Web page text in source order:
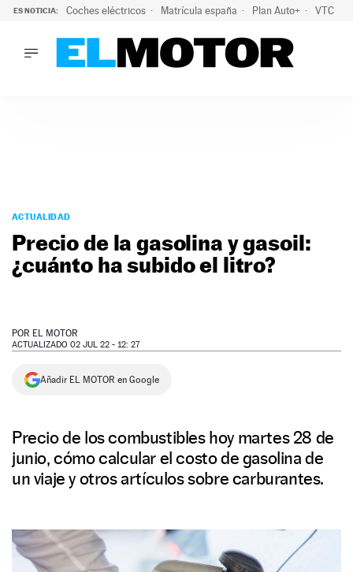
ES NOTICIA: Coches eléctricos Matrícula españa Plan Auto+ VTC
PODCAST
MOTOS
TECNOLOGÍA
SUPERCOCHES
SERVICIOS
NEWSLETTER
ACTUALIDAD
Precio de la gasolina y gasoil:
¿cuánto ha subido el litro?
POR EL MOTOR
ACTUALIZADO 02 JUL 22 - 12: 27
Añadir EL MOTOR en Google
Precio de los combustibles hoy martes 28 de
junio, cómo calcular el costo de gasolina de
un viaje y otros artículos sobre carburantes.